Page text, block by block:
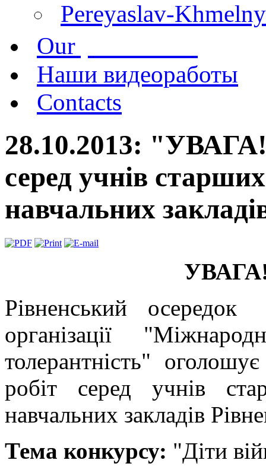
Pereyaslav-
Our
Наши видеоработы
Contacts
28.10.2013: "УВАГА!
серед учнів
навчальних
Рівненський
організації
толерантність"
робіт серед учнів
навчальних закладів
Тема конкурсу: "Діти